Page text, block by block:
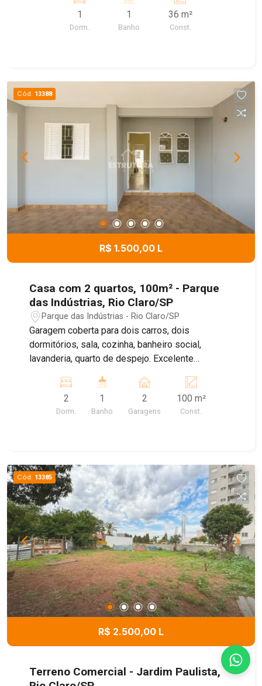
1
Dorm.
1
Banho
36 m²
Const.
Cód. 13388
R$ 1.500,00 L
Casa com 2 quartos, 100m² - Parque
das Indústrias, Rio Claro/SP
Parque das Indústrias - Rio Claro/SP
Garagem coberta para dois carros, dois
dormitórios, sala, cozinha, banheiro social,
lavanderia, quarto de despejo. Excelente
Agende sua visita!!
2
Dorm.
1
Banho
2
Garagens
100 m²
Const.
Cód. 13385
R$ 2.500,00 L
Terreno Comercial - Jardim Paulista,